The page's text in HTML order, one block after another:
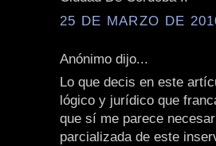
25 DE MARZO DE
Anónimo dijo...
Lo que decis en este
lógico y jurídico que
que sí me parece
parcializada de este